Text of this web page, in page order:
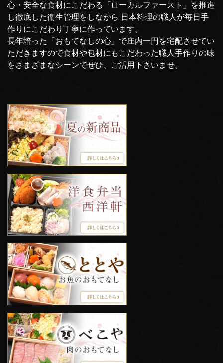
心・安全な食材にこだわる「ローカルファースト」を推進
し徹底した衛生管理をしながら 日本料理の職人が毎日手
作りにこだわり丁寧に作っています。
長年培った「おもてなしの心」で庄内一円を宅配させてい
ただきますので食材や包材にもこだわった職人手作りの味
をさまざまなシーンでぜひ、ご活用下さいませ。